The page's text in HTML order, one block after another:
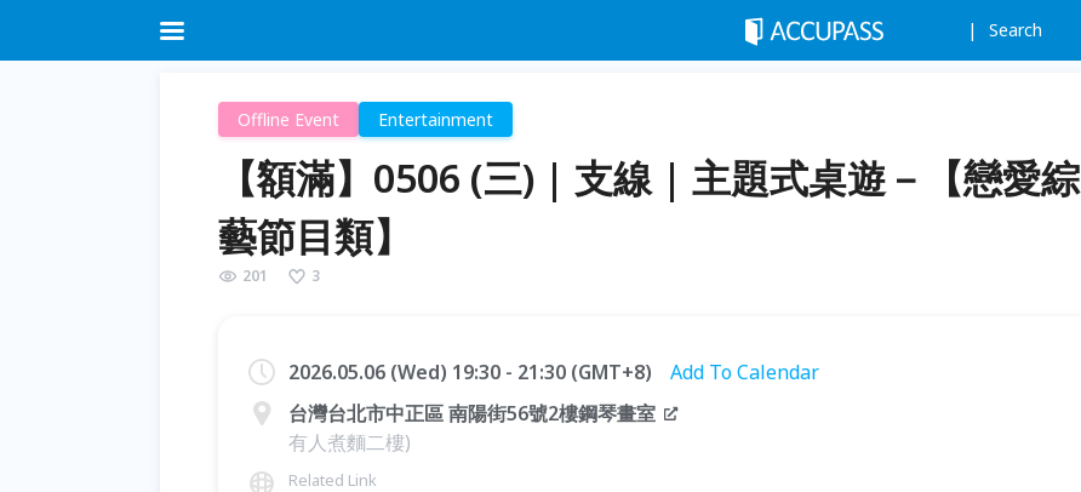
Search
Offline Event Entertainment
【額滿】0506 (三) | 支線 | 主題式桌遊－【戀愛綜
藝節目類】
201 3
2026.05.06 (Wed) 19:30 - 21:30 (GMT+8)
Add To Calendar
台灣台北市中正區 南陽街56號2樓鋼琴畫室
有人煮麵二樓)
Related Link